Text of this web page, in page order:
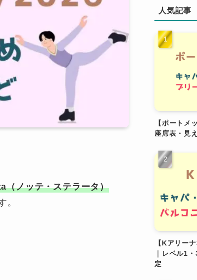
ノッテ・ステラータ）
。
人気記事
【ポートメ
座席表・見
【Kアリー
｜レベル1
定